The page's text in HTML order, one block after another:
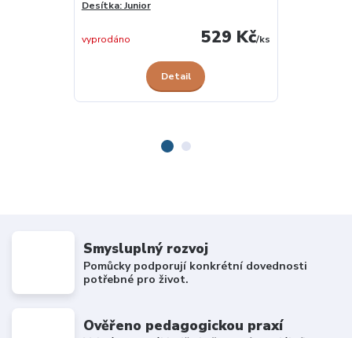
Desítka: Junior
529 Kč/ks
vyprodáno
Detail
Smysluplný rozvoj
Pomůcky podporují konkrétní dovednosti
potřebné pro život.
Ověřeno pedagogickou praxí